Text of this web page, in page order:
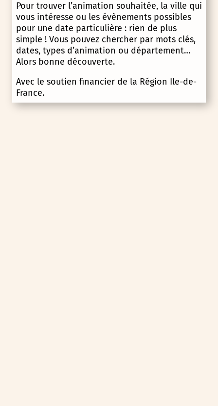
Pour trouver l’animation souhaitée, la ville qui
vous intéresse ou les évènements possibles
pour une date particulière : rien de plus
simple ! Vous pouvez chercher par mots clés,
dates, types d’animation ou département…
Alors bonne découverte.
Avec le soutien financier de la Région Ile-de-
France.